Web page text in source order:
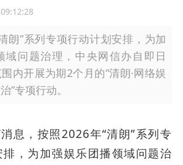
朗”系列专项行动计划安排，为加
域问题治理，中央网信办自即日
内开展为期2个月的“清朗·网络娱
”专项行动。
息，按照2026年“清朗”系列专
，为加强娱乐团播领域问题治